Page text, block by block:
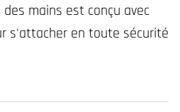
mains est conçu avec
s'attacher en toute sécurité